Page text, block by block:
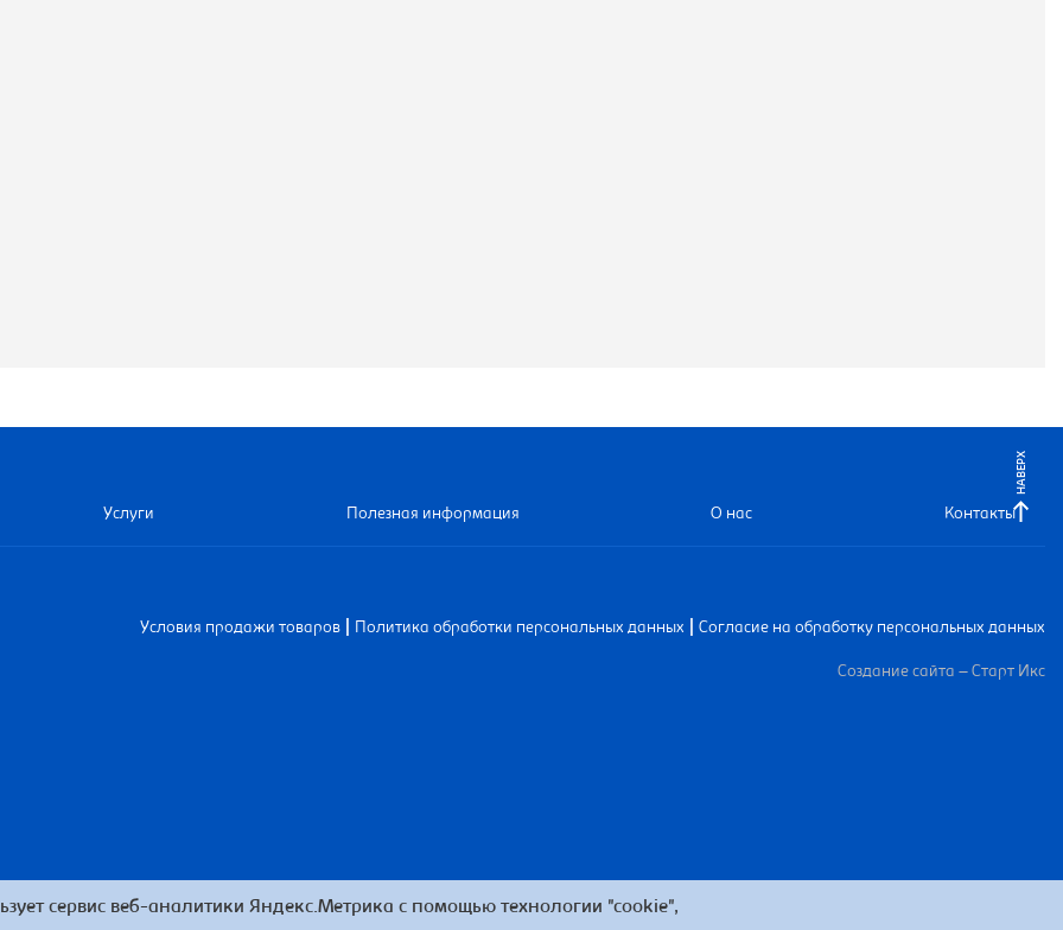
НАВЕРХ
Услуги Полезная информация О нас Контакты
Условия продажи товаров Политика обработки персональных данных Согласие на обработку персональных данных
Создание сайта – Старт Икс
сервис веб-аналитики Яндекс.Метрика с помощью технологии "cookie",